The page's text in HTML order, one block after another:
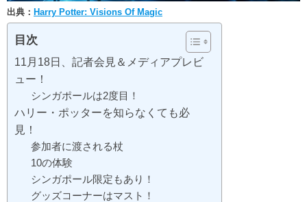
出典： Harry Potter: Visions Of Magic
目次
11月18日、記者会見＆メディアプレビ
ュー！
シンガポールは2度目！
ハリー・ポッターを知らなくても必
見！
参加者に渡される杖
10の体験
シンガポール限定もあり！
グッズコーナーはマスト！